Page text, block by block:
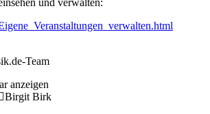
und verwalten:
Team
anzeigen
Birgit Birk